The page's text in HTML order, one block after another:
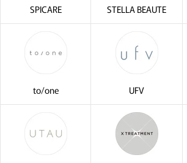
SPICARE STELLA BEAUTE
to/one UFV